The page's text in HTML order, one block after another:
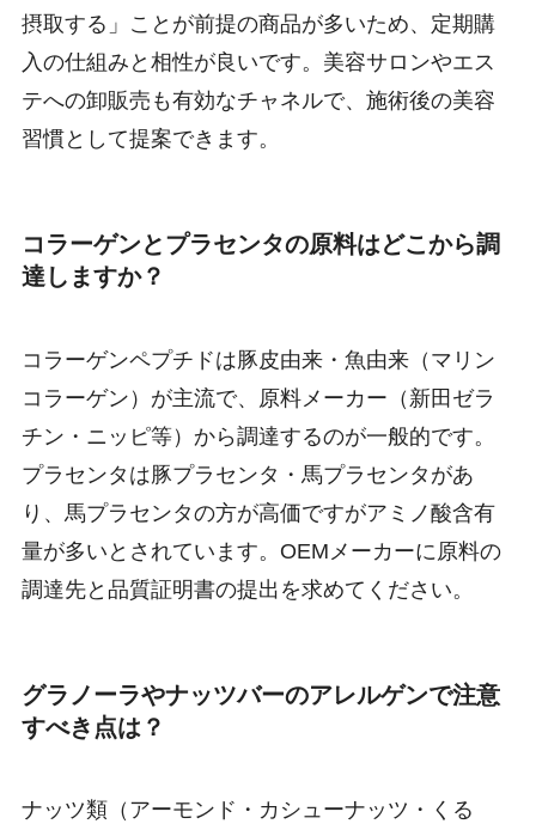
摂取する」ことが前提の商品が多いため、定期購
入の仕組みと相性が良いです。美容サロンやエス
テへの卸販売も有効なチャネルで、施術後の美容
習慣として提案できます。
コラーゲンとプラセンタの原料はどこから調
達しますか？
コラーゲンペプチドは豚皮由来・魚由来（マリン
コラーゲン）が主流で、原料メーカー（新田ゼラ
チン・ニッピ等）から調達するのが一般的です。
プラセンタは豚プラセンタ・馬プラセンタがあ
り、馬プラセンタの方が高価ですがアミノ酸含有
量が多いとされています。OEMメーカーに原料の
調達先と品質証明書の提出を求めてください。
グラノーラやナッツバーのアレルゲンで注意
すべき点は？
ナッツ類（アーモンド・カシューナッツ・くる